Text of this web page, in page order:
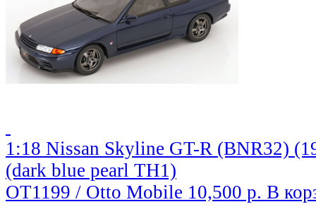
1:18 Nissan Skyline GT-R (BNR32)
(dark blue pearl TH1)
OT1199 / Otto Mobile 10,500 р. В